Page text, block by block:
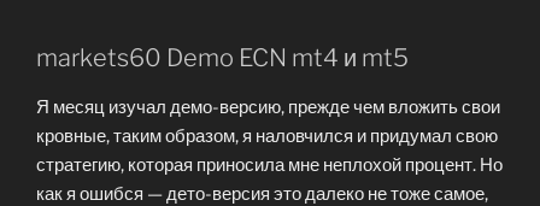
markets60 Demo ECN mt4 и mt5
Я месяц изучал демо-версию, прежде чем вложить свои
кровные, таким образом, я наловчился и придумал свою
стратегию, которая приносила мне неплохой процент. Но
как я ошибся — дето-версия это далеко не тоже самое,